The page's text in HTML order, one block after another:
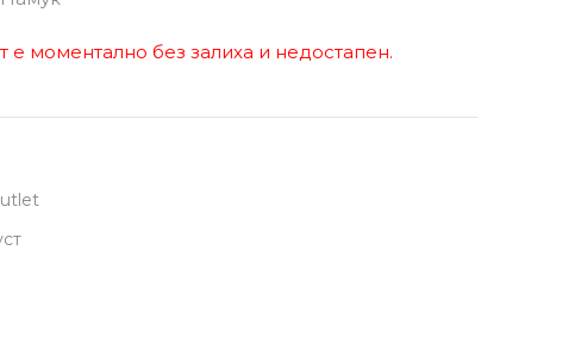
е моментално без залиха и недостапен.